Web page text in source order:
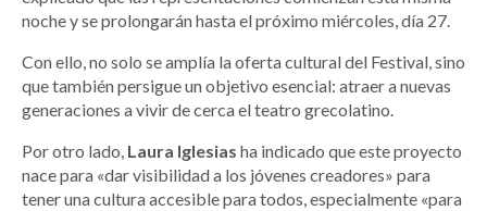
noche y se prolongarán hasta el próximo miércoles, día 27.
Con ello, no solo se amplía la oferta cultural del Festival, sino
que también persigue un objetivo esencial: atraer a nuevas
generaciones a vivir de cerca el teatro grecolatino.
Por otro lado, Laura Iglesias ha indicado que este proyecto
nace para «dar visibilidad a los jóvenes creadores» para
tener una cultura accesible para todos, especialmente «para